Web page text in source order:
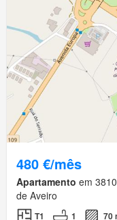
480 €/mês
Apartamento em
de Aveiro
T1 1
70